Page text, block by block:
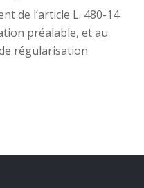
de l’article L. 480-14
préalable, et au
de régularisation